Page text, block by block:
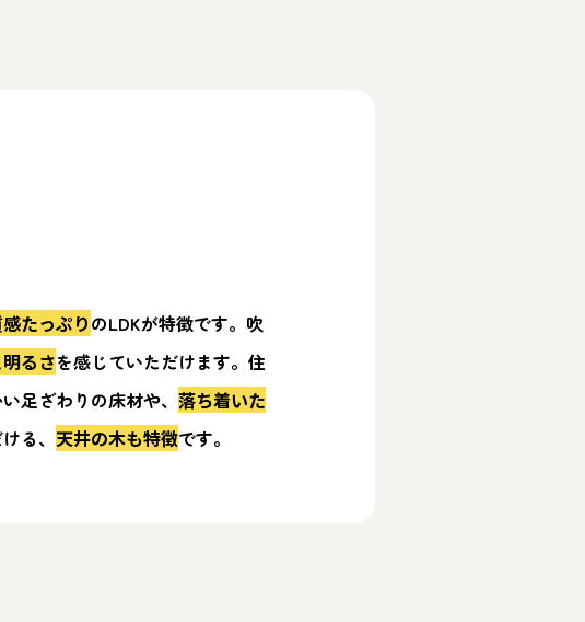
たっぷりのLDKが特徴です。吹
るさを感じていただけます。住
足ざわりの床材や、 落ち着いた
る、 天井の木も特徴です。